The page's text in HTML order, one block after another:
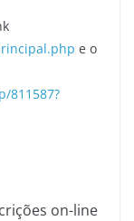
e o
811587?
on-line